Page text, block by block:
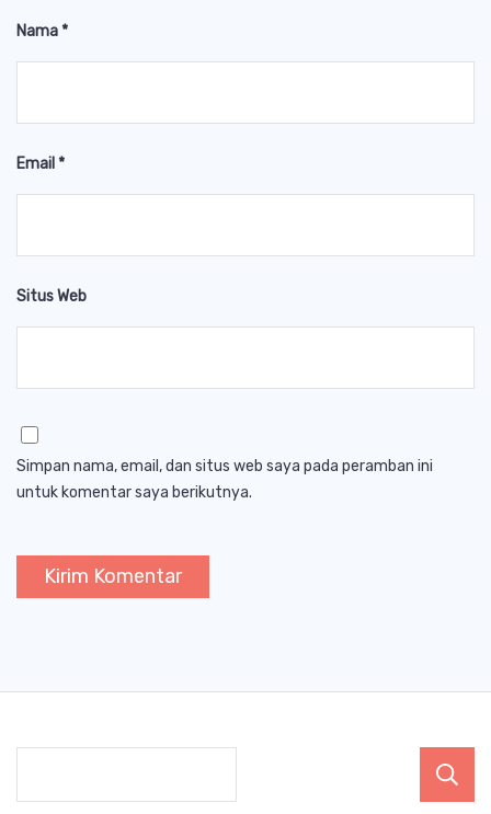
Nama*
Email *
Situs Web
Simpan nama, email, dan situs web saya pada peramban ini
untuk komentar saya berikutnya.